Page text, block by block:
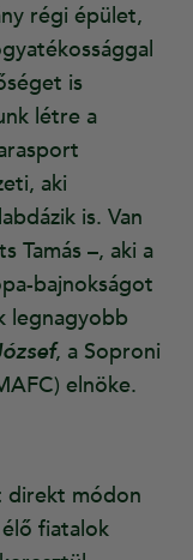
régi épület,
is
létre a
aki
is. Van
Tamás –, aki a
bajnokságot
legnagyobb
, a Soproni
elnöke.
direkt módon
fiatalok